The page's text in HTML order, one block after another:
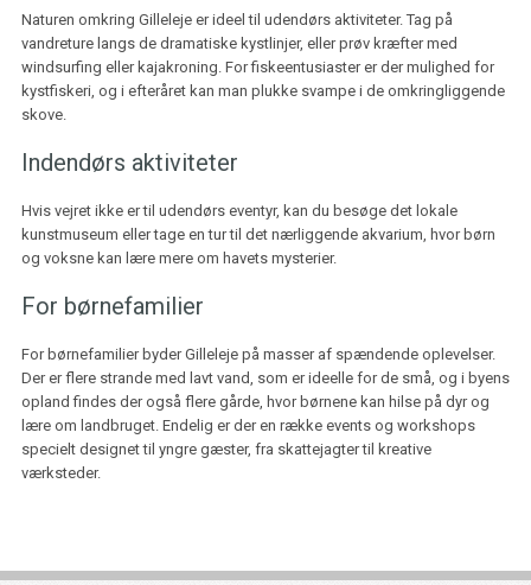
Naturen omkring Gilleleje er ideel til udendørs aktiviteter. Tag på
vandreture langs de dramatiske kystlinjer, eller prøv kræfter med
windsurfing eller kajakroning. For fiskeentusiaster er der mulighed for
kystfiskeri, og i efteråret kan man plukke svampe i de omkringliggende
skove.
Indendørs aktiviteter
Hvis vejret ikke er til udendørs eventyr, kan du besøge det lokale
kunstmuseum eller tage en tur til det nærliggende akvarium, hvor børn
og voksne kan lære mere om havets mysterier.
For børnefamilier
For børnefamilier byder Gilleleje på masser af spændende oplevelser.
Der er flere strande med lavt vand, som er ideelle for de små, og i byens
opland findes der også flere gårde, hvor børnene kan hilse på dyr og
lære om landbruget. Endelig er der en række events og workshops
specielt designet til yngre gæster, fra skattejagter til kreative
værksteder.